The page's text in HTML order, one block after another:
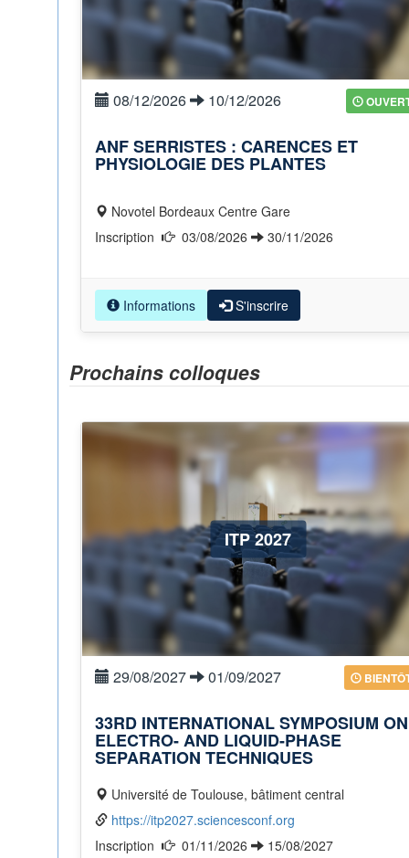
08/12/2026 10/12/2026
ANF SERRISTES : CARENCES ET
PHYSIOLOGIE DES PLANTES
Novotel Bordeaux Centre Gare
03/08/2026 30/11/2026
Informations S'inscrire
Prochains colloques
ITP 2027
29/08/2027 01/09/2027
33RD INTERNATIONAL SYMPOSIUM ON
ELECTRO- AND LIQUID-PHASE
SEPARATION TECHNIQUES
Université de Toulouse, bâtiment central
https://itp2027.sciencesconf.org
01/11/2026 15/08/2027